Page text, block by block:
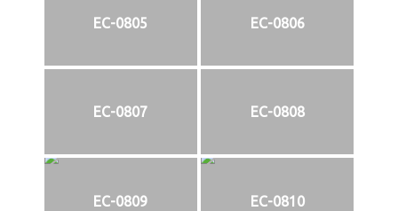
EC-0805 EC-0806
EC-0807 EC-0808
EC-0809 EC-0810